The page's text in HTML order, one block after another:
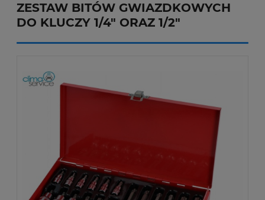
ZESTAW BITÓW GWIAZDKOWYCH
DO KLUCZY 1/4" ORAZ 1/2"